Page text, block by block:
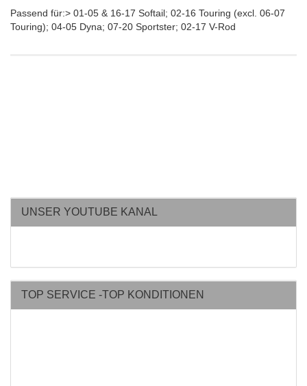
Passend für:> 01-05 & 16-17 Softail; 02-16 Touring (excl. 06-07
Touring); 04-05 Dyna; 07-20 Sportster; 02-17 V-Rod
UNSER YOUTUBE KANAL
TOP SERVICE -TOP KONDITIONEN